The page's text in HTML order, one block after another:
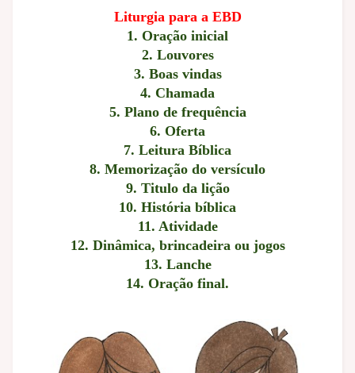
Liturgia para a EBD
1. Oração inicial
2. Louvores
3. Boas vindas
4. Chamada
5. Plano de frequência
6. Oferta
7. Leitura Bíblica
8. Memorização do versículo
9. Titulo da lição
10. História bíblica
11. Atividade
12. Dinâmica, brincadeira ou jogos
13. Lanche
14. Oração final.